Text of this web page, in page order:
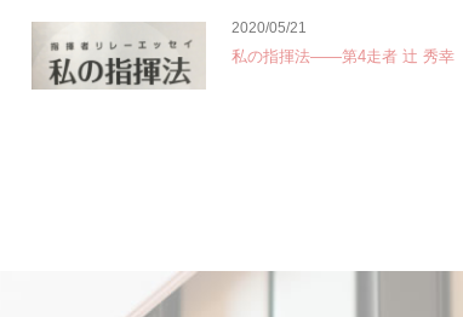
2020/05/21
私の指揮法――第4走者 辻 秀幸